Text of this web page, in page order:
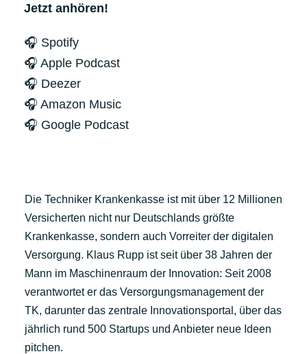
Jetzt anhören!
🎧 Spotify
🎧 Apple Podcast
🎧 Deezer
🎧 Amazon Music
🎧 Google Podcast
Die Techniker Krankenkasse ist mit über 12 Millionen
Versicherten nicht nur Deutschlands größte
Krankenkasse, sondern auch Vorreiter der digitalen
Versorgung. Klaus Rupp ist seit über 38 Jahren der
Mann im Maschinenraum der Innovation: Seit 2008
verantwortet er das Versorgungsmanagement der
TK, darunter das zentrale Innovationsportal, über das
jährlich rund 500 Startups und Anbieter neue Ideen
pitchen.